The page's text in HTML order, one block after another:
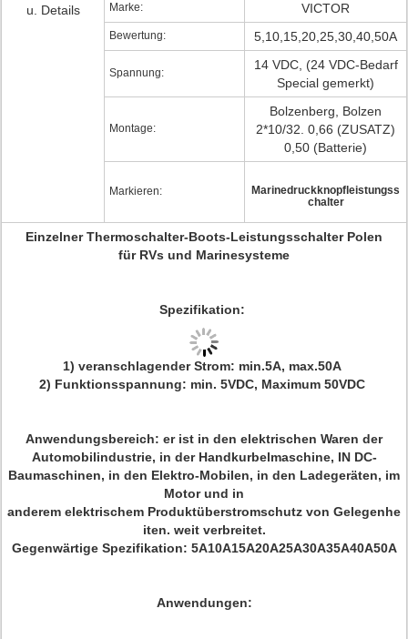
u. Details
Marke: VICTOR
Bewertung: 5,10,15,20,25,30,40,50A
Spannung:
14 VDC, (24 VDC-Bedarf
Special gemerkt)
Montage:
Bolzenberg, Bolzen
2*10/32. 0,66 (ZUSATZ)
0,50 (Batterie)
Markieren:
Marinedruckknopfleistungss
chalter
Einzelner Thermoschalter-Boots-Leistungsschalter Polen
für RVs und Marinesysteme
Spezifikation:
1) veranschlagender Strom: min.5A, max.50A
2) Funktionsspannung: min. 5VDC, Maximum 50VDC
Anwendungsbereich: er ist in den elektrischen Waren der
Automobilindustrie, in der Handkurbelmaschine, IN DC-
Baumaschinen, in den Elektro-Mobilen, in den Ladegeräten, im
Motor und in
anderem elektrischem Produktüberstromschutz von Gelegenhe
iten. weit verbreitet.
Gegenwärtige Spezifikation: 5A10A15A20A25A30A35A40A50A
Anwendungen: